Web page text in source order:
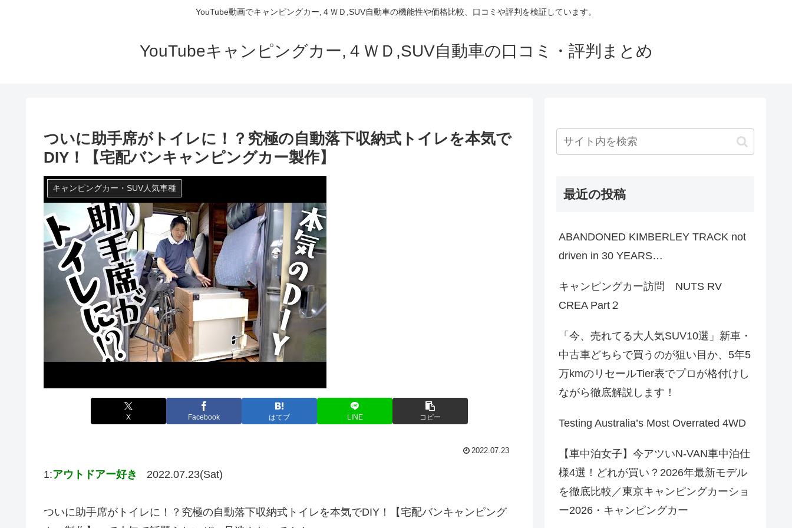
YouTube動画でキャンピングカー,４ＷＤ,SUV自動車の機能性や価格比較、口コミや評判を検証しています。
YouTubeキャンピングカー,４ＷＤ,SUV自動車の口コミ・評判まとめ
ついに助手席がトイレに！？究極の自動落下収納式トイレを本気で
DIY！【宅配バンキャンピングカー製作】
キャンピングカー・SUV人気車種
X Facebook はてブ LINE コピー
2022.07.23
1:アウトドアー好き 2022.07.23(Sat)
ついに助手席がトイレに！？究極の自動落下収納式トイレを本気でDIY！【宅配バンキャンピング
最近の投稿
ABANDONED KIMBERLEY TRACK not
driven in 30 YEARS…
キャンピングカー訪問 NUTS RV
CREA Part２
「今、売れてる大人気SUV10選」新車・
中古車どちらで買うのが狙い目か、5年5
万kmのリセールTier表でプロが格付けし
ながら徹底解説します！
Testing Australia’s Most Overrated 4WD
【車中泊女子】今アツいN-VAN車中泊仕
様4選！どれが買い？2026年最新モデル
を徹底比較／東京キャンピングカーショ
ー2026・キャンピングカー